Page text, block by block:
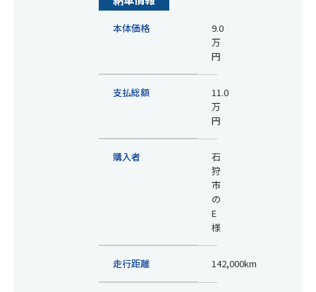
本体価格
9.0
万
円
支払総額
11.0
万
円
購入者
石
狩
市
の
E
様
走行距離 142,000km